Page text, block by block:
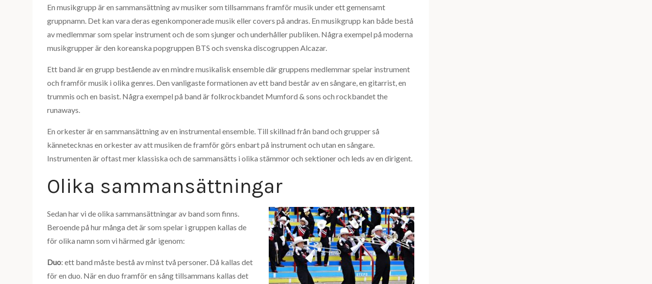
En musikgrupp är en sammansättning av musiker som tillsammans framför musik under ett gemensamt
gruppnamn. Det kan vara deras egenkomponerade musik eller covers på andras. En musikgrupp kan både bestå
av medlemmar som spelar instrument och de som sjunger och underhåller publiken. Några exempel på moderna
musikgrupper är den koreanska popgruppen BTS och svenska discogruppen Alcazar.
Ett band är en grupp bestående av en mindre musikalisk ensemble där gruppens medlemmar spelar instrument
och framför musik i olika genres. Den vanligaste formationen av ett band består av en sångare, en gitarrist, en
trummis och en basist. Några exempel på band är folkrockbandet Mumford & sons och rockbandet the
runaways.
En orkester är en sammansättning av en instrumental ensemble. Till skillnad från band och grupper så
kännetecknas en orkester av att musiken de framför görs enbart på instrument och utan en sångare.
Instrumenten är oftast mer klassiska och de sammansätts i olika stämmor och sektioner och leds av en dirigent.
Olika sammansättningar
Sedan har vi de olika sammansättningar av band som finns.
Beroende på hur många det är som spelar i gruppen kallas de
för olika namn som vi härmed går igenom:
Duo: ett band måste bestå av minst två personer. Då kallas det
för en duo. När en duo framför en sång tillsammans kallas det